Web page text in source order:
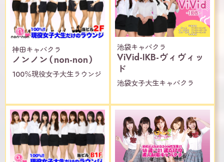
神田キャバクラ
ノンノン（non-non）
100％現役女子大生ラウンジ
池袋キャバクラ
ViVid-IKB-ヴィヴィッ
ド
池袋女子大生キャバクラ